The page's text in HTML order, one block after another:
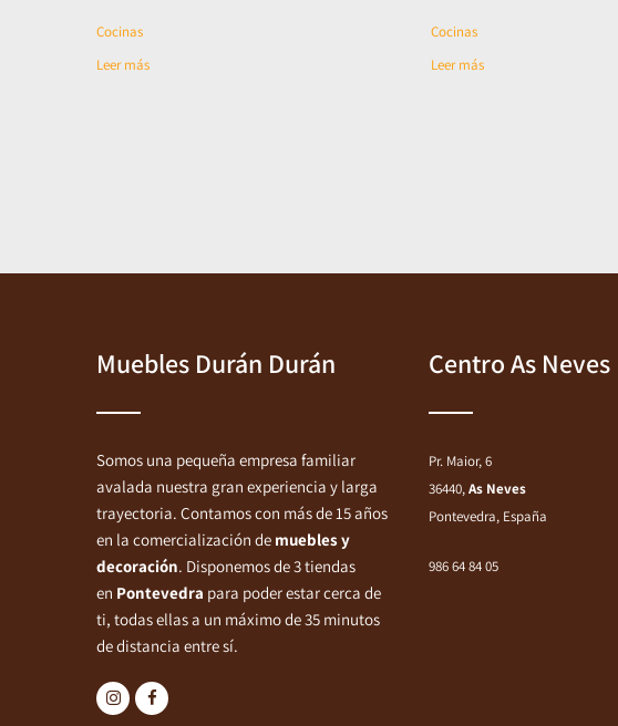
Cocinas
Leer más
Cocinas
Leer más
Muebles Durán Durán
Somos una pequeña empresa familiar
avalada nuestra gran experiencia y larga
trayectoria. Contamos con más de 15 años
en la comercialización de muebles y
decoración. Disponemos de 3 tiendas
en Pontevedra para poder estar cerca de
ti, todas ellas a un máximo de 35 minutos
de distancia entre sí.
Centro As Neves
Pr. Maior, 6
36440,As Neves
Pontevedra, España
986 64 84 05